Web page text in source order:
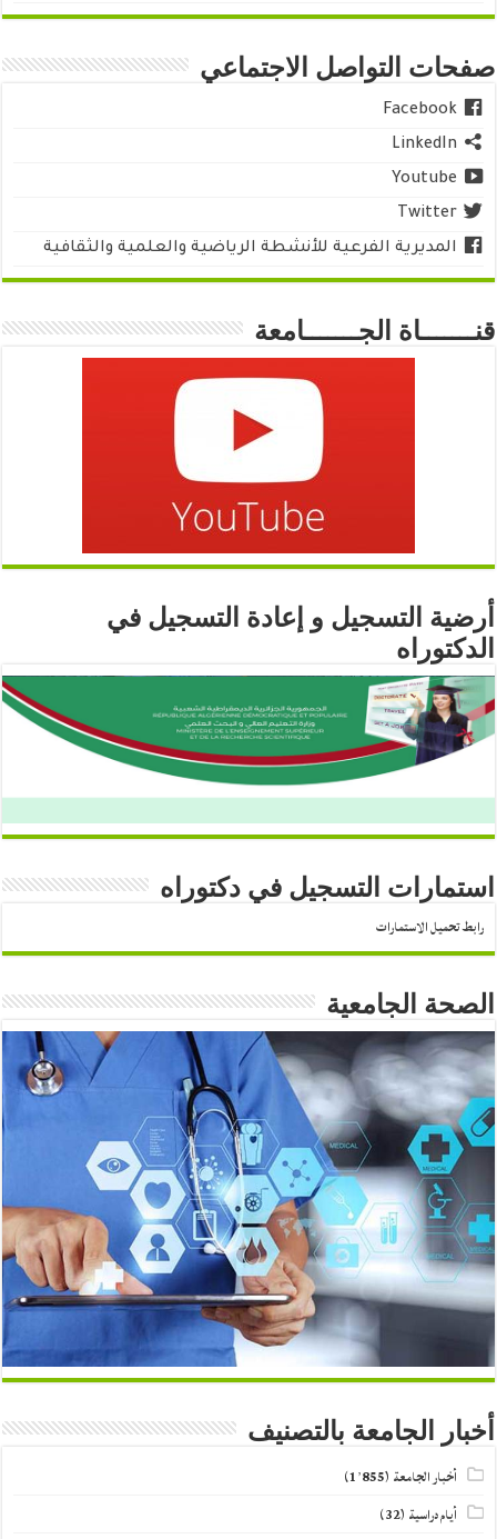
صفحات التواصل الاجتماعي
Facebook
LinkedIn
Youtube
Twitter
المديرية الفرعية للأنشطة الرياضية والعلمية والثقافية
قنـــــــاة الجـــــــامعة
أرضية التسجيل و إعادة التسجيل في
الدكتوراه
استمارات التسجيل في دكتوراه
رابط تحميل الاستمارات
الصحة الجامعية
أخبار الجامعة بالتصنيف
أخبار الجامعة (1٬855)
أيام دراسية (32)